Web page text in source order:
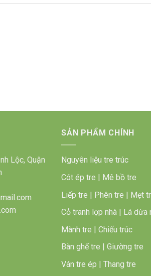
Lộc, Quận
SẢN PHẨM CHÍNH
Nguyên liệu tre trúc
Cót ép tre | Mê bồ tre
Liếp tre | Phên tre | Mẹt
Cỏ tranh lợp nhà
Lá dừa
Mành tre | Chiếu trúc
Bàn ghế tre
Giường tre
Ván tre ép | Thang tre